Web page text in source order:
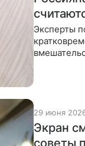
Эксперты
29 июня
Экран
советы